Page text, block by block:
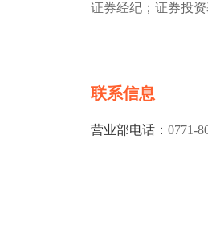
证券经纪；证券投
联系信息
营业部电话： 0771-